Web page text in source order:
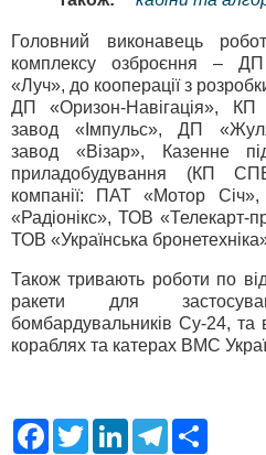
Головний виконавець
комплексу озброєння – ДП
«Луч», до кооперації з
ДП «Оризон-Навігація», КП
завод «Імпульс», ДП
завод «Візар», Казенне
приладобудування (КП
компанії: ПАТ «Мотор
«Радіонікс», ТОВ «Телекарт-
ТОВ «Українська
Також тривають роботи по
ракети для
бомбардувальників Су-24, та
кораблях та катерах ВМС
F
T
L
T